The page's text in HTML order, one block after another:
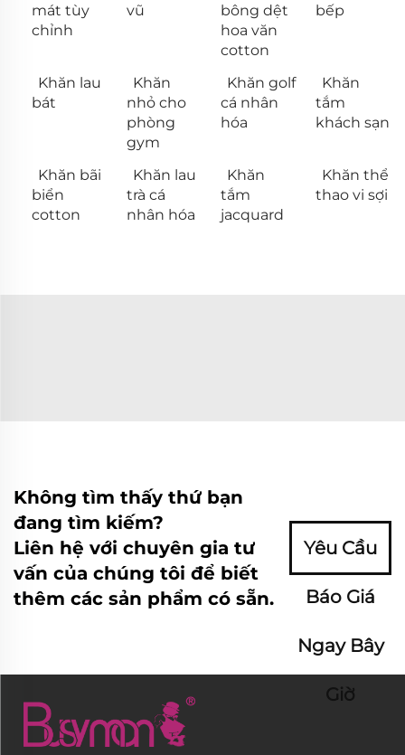
mát tùy
chỉnh
vũ
bông dệt
hoa văn
cotton
bếp
Khăn lau
bát
Khăn
nhỏ cho
phòng
gym
Khăn golf
cá nhân
hóa
Khăn
tắm
khách sạn
Khăn bãi
biển
cotton
Khăn lau
trà cá
nhân hóa
Khăn
tắm
jacquard
Khăn thể
thao vi sợi
Không tìm thấy thứ bạn
đang tìm kiếm?
Liên hệ với chuyên gia tư
vấn của chúng tôi để biết
thêm các sản phẩm có sẵn.
Yêu Cầu
Báo Giá
Ngay Bây
Giờ